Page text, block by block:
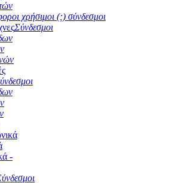
χρήσιμοι (;) σύνδεσμοι
Σύνδεσμοι
-